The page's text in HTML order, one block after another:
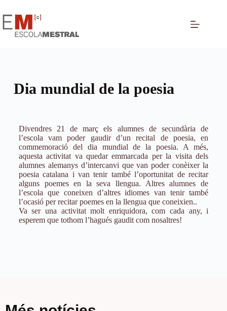
Dia mundial de la poesia
Divendres 21 de març els alumnes de secundària de
l’escola vam poder gaudir d’un recital de poesia, en
commemoració del dia mundial de la poesia. A més,
aquesta activitat va quedar emmarcada per la visita dels
alumnes alemanys d’intercanvi que van poder conèixer la
poesia catalana i van tenir també l’oportunitat de recitar
alguns poemes en la seva llengua. Altres alumnes de
l’escola que coneixen d’altres idiomes van tenir també
l’ocasió per recitar poemes en la llengua que coneixien..
Va ser una activitat molt enriquidora, com cada any, i
esperem que tothom l’hagués gaudit com nosaltres!